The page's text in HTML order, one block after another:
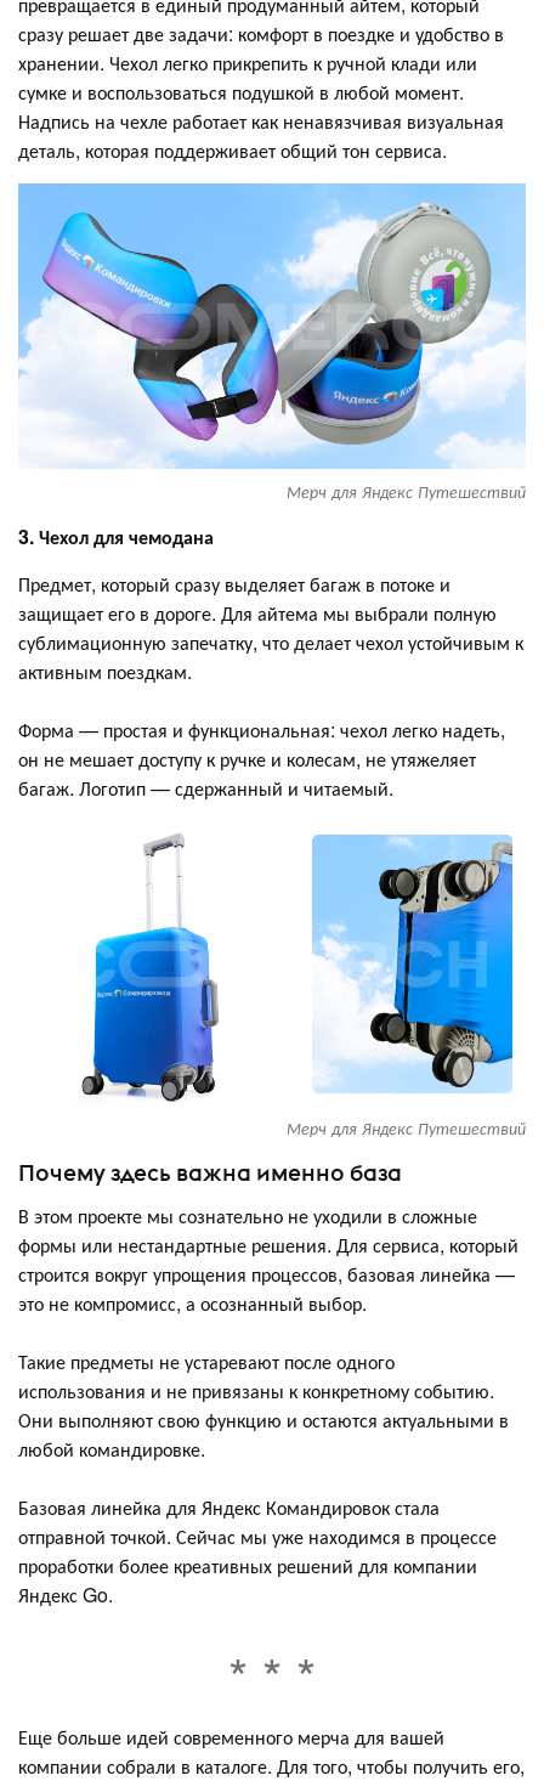
сразу решает две задачи: комфорт в поездке и удобство в
хранении. Чехол легко прикрепить к ручной клади или
сумке и воспользоваться подушкой в любой момент.
Надпись на чехле работает как ненавязчивая визуальная
деталь, которая поддерживает общий тон сервиса.
Мерч для Яндекс Путешествий
3. Чехол для чемодана
Предмет, который сразу выделяет багаж в потоке и
защищает его в дороге. Для айтема мы выбрали полную
сублимационную запечатку, что делает чехол устойчивым к
активным поездкам.
Форма — простая и функциональная: чехол легко надеть,
он не мешает доступу к ручке и колесам, не утяжеляет
багаж. Логотип — сдержанный и читаемый.
Мерч для Яндекс Путешествий
Почему здесь важна именно база
В этом проекте мы сознательно не уходили в сложные
формы или нестандартные решения. Для сервиса, который
строится вокруг упрощения процессов, базовая линейка —
это не компромисс, а осознанный выбор.
Такие предметы не устаревают после одного
использования и не привязаны к конкретному событию.
Они выполняют свою функцию и остаются актуальными в
любой командировке.
Базовая линейка для Яндекс Командировок стала
отправной точкой. Сейчас мы уже находимся в процессе
проработки более креативных решений для компании
Яндекс Go.
Еще больше идей современного мерча для вашей
компании собрали в каталоге. Для того, чтобы получить его,